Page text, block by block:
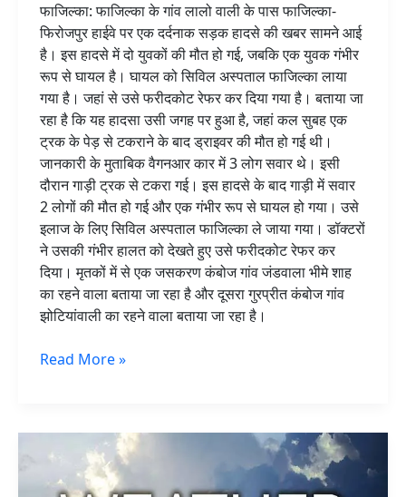
फाजिल्का: फाजिल्का के गांव लालो वाली के पास फाजिल्का-
फिरोजपुर हाईवे पर एक दर्दनाक सड़क हादसे की खबर सामने आई
है। इस हादसे में दो युवकों की मौत हो गई, जबकि एक युवक गंभीर
रूप से घायल है। घायल को सिविल अस्पताल फाजिल्का लाया
गया है। जहां से उसे फरीदकोट रेफर कर दिया गया है। बताया जा
रहा है कि यह हादसा उसी जगह पर हुआ है, जहां कल सुबह एक
ट्रक के पेड़ से टकराने के बाद ड्राइवर की मौत हो गई थी।
जानकारी के मुताबिक वैगनआर कार में 3 लोग सवार थे। इसी
दौरान गाड़ी ट्रक से टकरा गई। इस हादसे के बाद गाड़ी में सवार
2 लोगों की मौत हो गई और एक गंभीर रूप से घायल हो गया। उसे
इलाज के लिए सिविल अस्पताल फाजिल्का ले जाया गया। डॉक्टरों
ने उसकी गंभीर हालत को देखते हुए उसे फरीदकोट रेफर कर
दिया। मृतकों में से एक जसकरण कंबोज गांव जंडवाला भीमे शाह
का रहने वाला बताया जा रहा है और दूसरा गुरप्रीत कंबोज गांव
झोटियांवाली का रहने वाला बताया जा रहा है।
की
हालत
गंभीर
Read More »
बदला